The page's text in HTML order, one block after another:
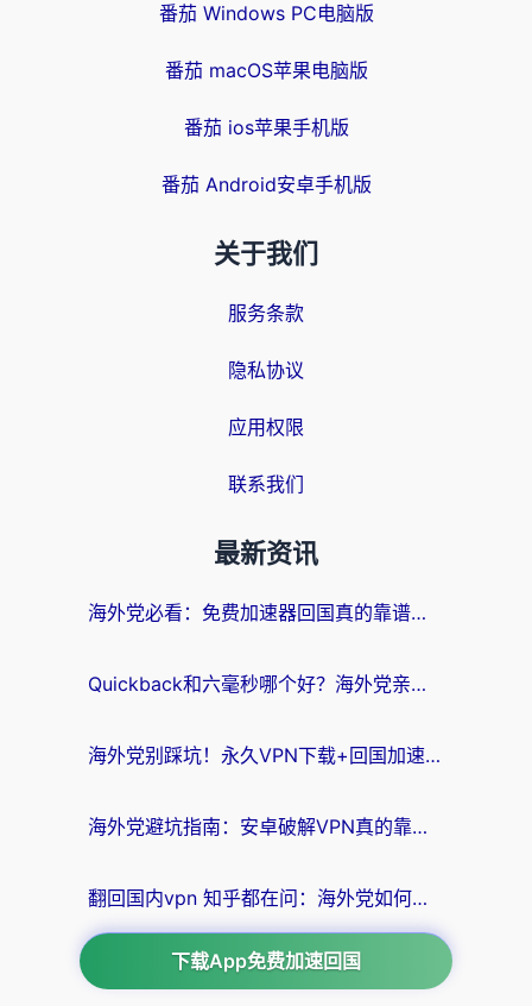
番茄 Windows PC电脑版
番茄 macOS苹果电脑版
番茄 ios苹果手机版
番茄 Android安卓手机版
关于我们
服务条款
隐私协议
应用权限
联系我们
最新资讯
海外党必看：免费加速器回国真的靠谱吗？3步教你选到好用的归雁替代
Quickback和六毫秒哪个好？海外党亲测：选对回国加速器，无缝刷剧办公不再愁
海外党别踩坑！永久VPN下载+回国加速器选择指南，无缝刷国内剧游戏支付
海外党避坑指南：安卓破解VPN真的靠谱吗？教你选对回国加速器无缝刷国内资源
翻回国内vpn 知乎都在问：海外党如何选对加速器，无缝刷剧打游戏？
下载App免费加速回国